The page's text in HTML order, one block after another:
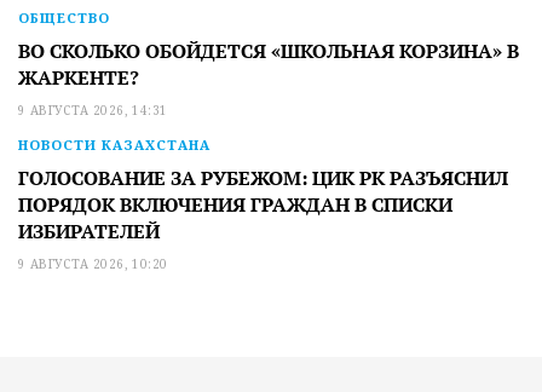
ОБЩЕСТВО
ВО СКОЛЬКО ОБОЙДЕТСЯ «ШКОЛЬНАЯ КОРЗИНА» В
ЖАРКЕНТЕ?
9 АВГУСТА 2026, 14:31
НОВОСТИ КАЗАХСТАНА
ГОЛОСОВАНИЕ ЗА РУБЕЖОМ: ЦИК РК РАЗЪЯСНИЛ
ПОРЯДОК ВКЛЮЧЕНИЯ ГРАЖДАН В СПИСКИ
ИЗБИРАТЕЛЕЙ
9 АВГУСТА 2026, 10:20